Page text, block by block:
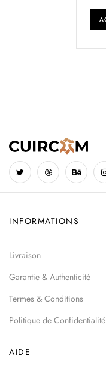
INFORMATIONS
Livraison
Garantie & Authenticité
Termes & Conditions
Politique de Confidentialité
AIDE